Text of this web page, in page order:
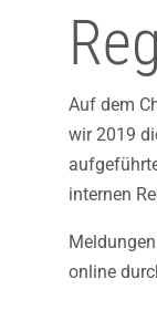
Auf dem
wir 2019
internen
online